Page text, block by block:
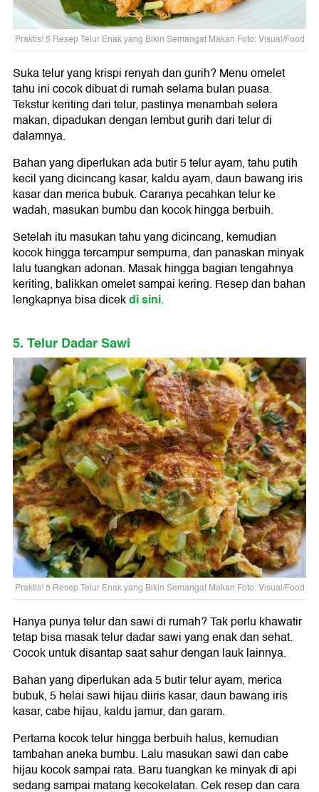
Praktis! 5 Resep Telur Enak yang Bikin Semangat Makan Foto: Visual/Food
Suka telur yang krispi renyah dan gurih? Menu omelet
tahu ini cocok dibuat di rumah selama bulan puasa.
Tekstur keriting dari telur, pastinya menambah selera
makan, dipadukan dengan lembut gurih dari telur di
dalamnya.
Bahan yang diperlukan ada butir 5 telur ayam, tahu putih
kecil yang dicincang kasar, kaldu ayam, daun bawang iris
kasar dan merica bubuk. Caranya pecahkan telur ke
wadah, masukan bumbu dan kocok hingga berbuih.
Setelah itu masukan tahu yang dicincang, kemudian
kocok hingga tercampur sempurna, dan panaskan minyak
lalu tuangkan adonan. Masak hingga bagian tengahnya
keriting, balikkan omelet sampai kering. Resep dan bahan
lengkapnya bisa dicekdi sini.
5. Telur Dadar Sawi
Praktis! 5 Resep Telur Enak yang Bikin Semangat Makan Foto: Visual/Food
Hanya punya telur dan sawi di rumah? Tak perlu khawatir
tetap bisa masak telur dadar sawi yang enak dan sehat.
Cocok untuk disantap saat sahur dengan lauk lainnya.
Bahan yang diperlukan ada 5 butir telur ayam, merica
bubuk, 5 helai sawi hijau diiris kasar, daun bawang iris
kasar, cabe hijau, kaldu jamur, dan garam.
Pertama kocok telur hingga berbuih halus, kemudian
tambahan aneka bumbu. Lalu masukan sawi dan cabe
hijau kocok sampai rata. Baru tuangkan ke minyak di api
sedang sampai matang kecokelatan. Cek resep dan cara